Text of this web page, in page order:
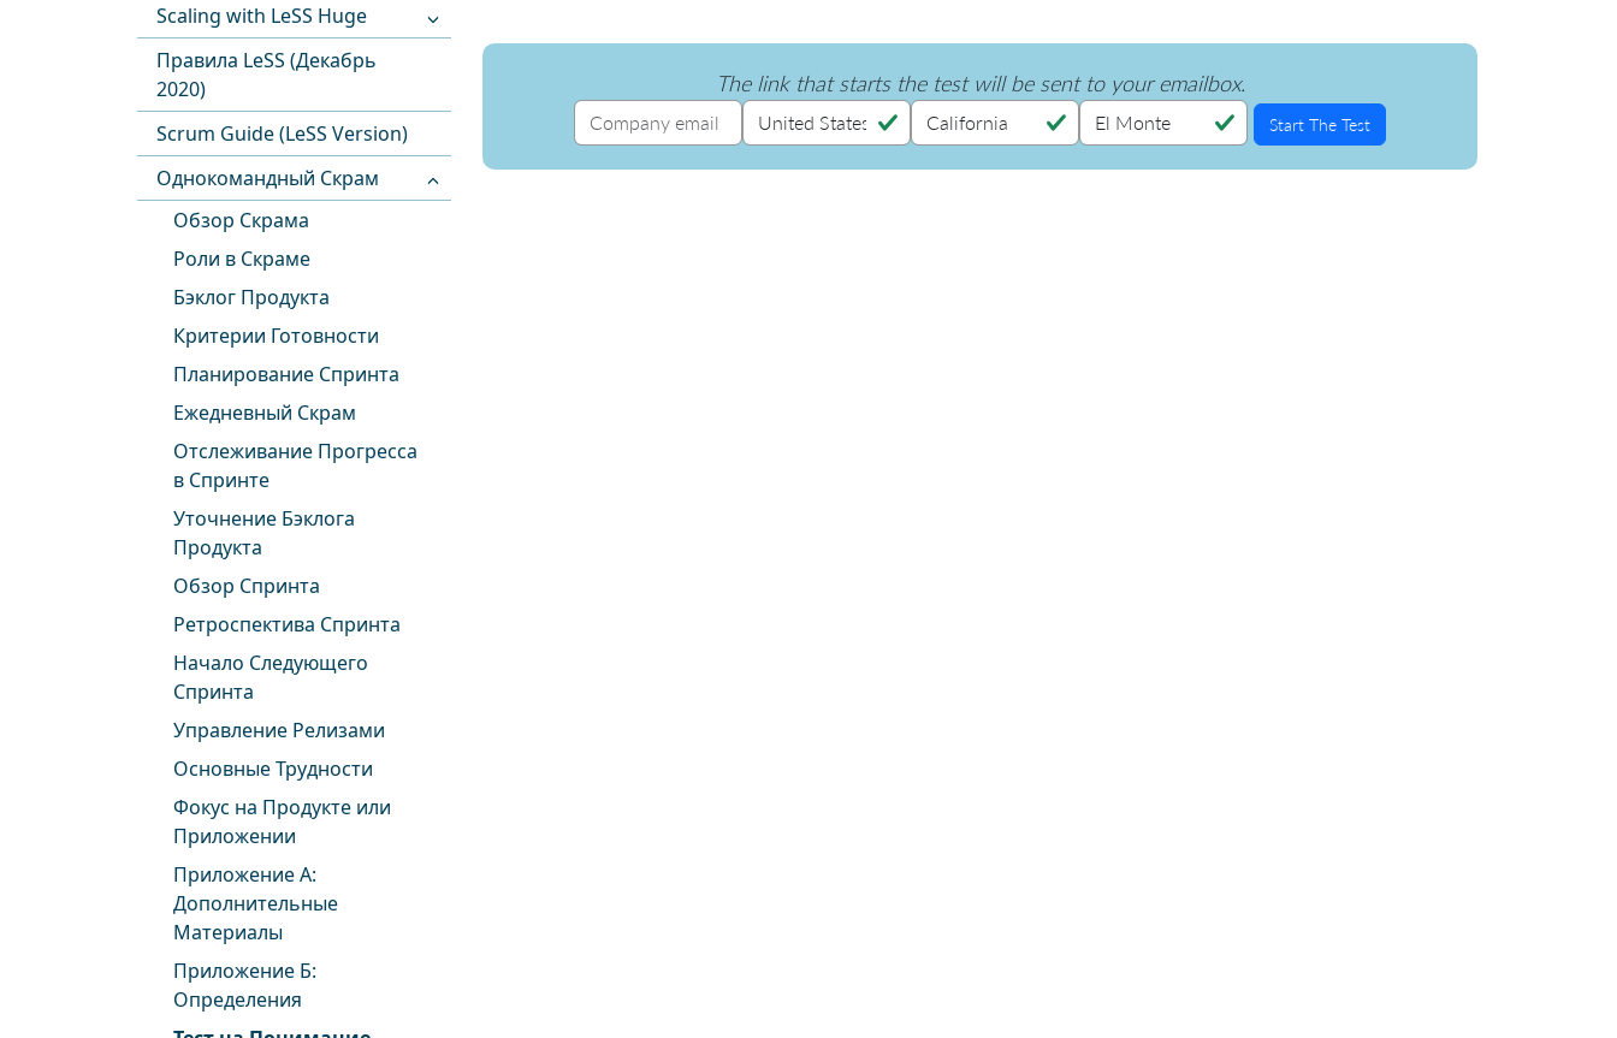
Scaling with LeSS Huge
Правила LeSS (Декабрь
2020)
Scrum Guide (LeSS Version)
Однокомандный Скрам
Обзор Скрама
Роли в Скраме
Бэклог Продукта
Критерии Готовности
Планирование Спринта
Ежедневный Скрам
Отслеживание Прогресса
в Спринте
Уточнение Бэклога
Продукта
Обзор Спринта
Ретроспектива Спринта
Начало Следующего
Спринта
Управление Релизами
Основные Трудности
Фокус на Продукте или
Приложении
Приложение А:
Дополнительные
Материалы
Приложение Б:
Определения
The link that starts the test will be sent to your emailbox.